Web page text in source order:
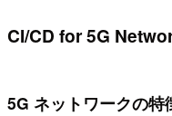
CI/CD for 5G
5G ネットワークの